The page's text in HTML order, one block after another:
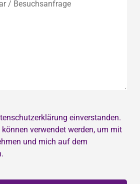
einverstanden.
verwendet werden, um mit
und mich auf dem